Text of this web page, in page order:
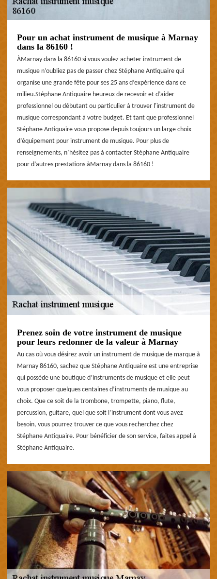
Pour un achat instrument de musique à Marnay
dans la 86160 !
ÀMarnay dans la 86160 si vous voulez acheter instrument de
musique n’oubliez pas de passer chez Stéphane Antiquaire qui
organise une grande fête pour ses 25 ans d’expérience dans ce
milieu.Stéphane Antiquaire heureux de recevoir et d’aider
professionnel ou débutant ou particulier à trouver l'instrument de
musique correspondant à votre budget. Et tant que professionnel
Stéphane Antiquaire vous propose depuis toujours un large choix
d’équipement pour instrument de musique. Pour plus de
renseignements, n’hésitez pas à contacter Stéphane Antiquaire
pour d’autres prestations àMarnay dans la 86160 !
Prenez soin de votre instrument de musique
pour leurs redonner de la valeur à Marnay
Au cas où vous désirez avoir un instrument de musique de marque à
Marnay 86160, sachez que Stéphane Antiquaire est une entreprise
qui possède une boutique d’instruments de musique et elle peut
vous proposer quelques centaines d’instruments de musique au
choix. Que ce soit de la trombone, trompette, piano, flute,
percussion, guitare, quel que soit l’instrument dont vous avez
besoin, vous pourrez trouver ce que vous recherchez chez
Stéphane Antiquaire. Pour bénéficier de son service, faites appel à
Stéphane Antiquaire.